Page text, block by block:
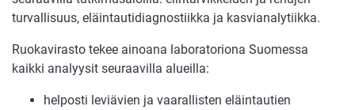
turvallisuus, eläintautidiagnostiikka ja kasvianalytiikka.
Ruokavirasto tekee ainoana laboratoriona Suomessa
kaikki analyysit seuraavilla alueilla:
helposti leviävien ja vaarallisten eläintautien